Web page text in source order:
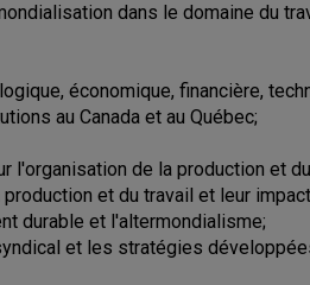
dans le domaine du
économique, financière,
au Canada et au Québec;
l'organisation de la production et
et du travail et leur impact
durable et l'altermondialisme;
et les stratégies